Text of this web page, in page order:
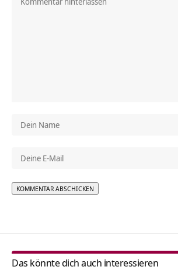
Das könnte dich auch interessieren